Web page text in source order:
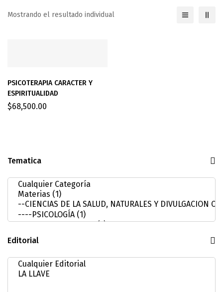
Tematica
Editorial
Mostrando el resultado individual
PSICOTERAPIA CARACTER Y
ESPIRITUALIDAD
$68,500.00